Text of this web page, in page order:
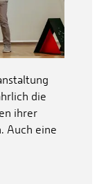
die
ihrer
Auch eine